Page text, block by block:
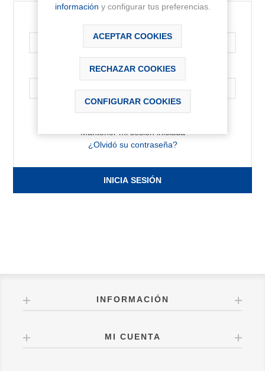
Contraseña:
Mantener mi sesión iniciada
¿Olvidó su contraseña?
INICIA SESIÓN
INFORMACIÓN
MI CUENTA
información y configurar tus preferencias.
ACEPTAR COOKIES
RECHAZAR COOKIES
CONFIGURAR COOKIES